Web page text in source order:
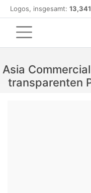
Logos, insgesamt: 13,341
Asia
transparenten